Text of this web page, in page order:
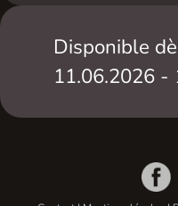
Disponible
11.06.2026 -